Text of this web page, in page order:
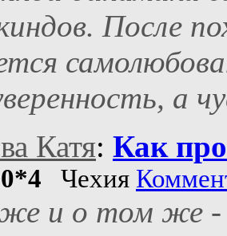
После
а
Катя: Как
Чехия
и о том же -